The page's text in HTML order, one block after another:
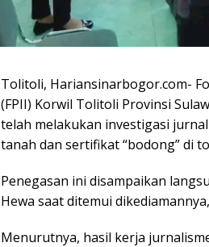
Tolitoli, Hariansinarbogor.com-
(FPII) Korwil Tolitoli Provinsi
telah melakukan investigasi
tanah dan sertifikat “bodong” di
Penegasan ini disampaikan
Hewa saat ditemui
Menurutnya, hasil kerja